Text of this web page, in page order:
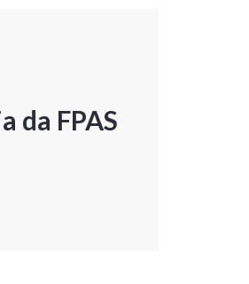
da FPAS